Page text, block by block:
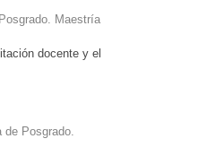
Maestría
docente y el
de Posgrado.